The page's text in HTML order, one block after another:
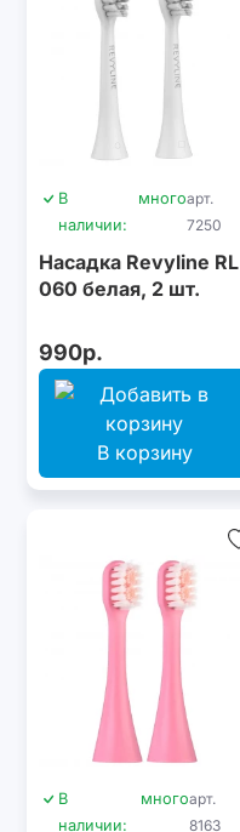
В
наличии:
многоарт.
7250
Насадка Revyline RL
060 белая, 2 шт.
990р.
В корзину
В
наличии:
многоарт.
8163